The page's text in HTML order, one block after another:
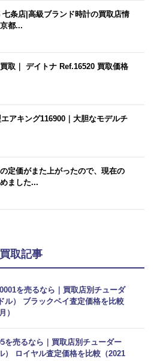
七条店|高級ブランド時計の買取店情
都...
取｜ デイトナ Ref.16520 買取価格
アキング116900｜大胆なモデルチ
定価がまた上がったので、現在の
ました...
取記事
を売るなら｜買取店別チューダ
ル） ブラックベイ査定価格を比較
）
を売るなら｜買取店別チューダー
） ロイヤル査定価格を比較（2021